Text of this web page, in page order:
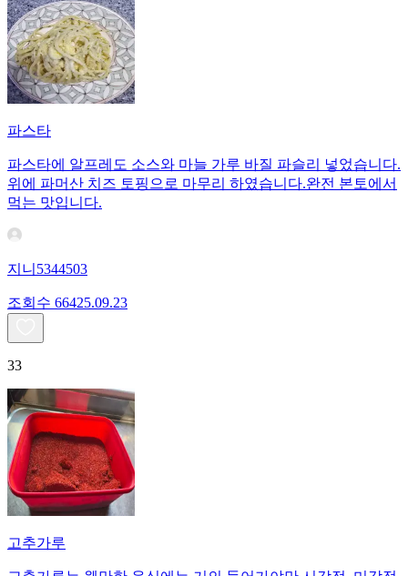
파스타
파스타에 알프레도 소스와 마늘 가루 바질 파슬리 넣었습니다.
위에 파머산 치즈 토핑으로 마무리 하였습니다.완전 본토에서
먹는 맛입니다.
지니5344503
조회수 66425.09.23
33
고추가루